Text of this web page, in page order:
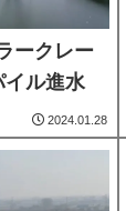
ークレー
イル進水
2024.01.28